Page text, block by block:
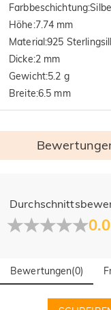
Farbbeschichtung:
Höhe:7.74 mm
Material:925
Dicke:2 mm
Gewicht:5.2 g
Breite:6.5 mm
0.0
Bewertungen(0)
Allgemein
Wo befindet
Unser Hauptbüro
(China) haben.
Ja! Wir betreiben
Spanien und
Ort einkaufen